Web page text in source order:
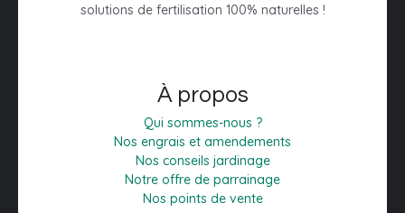
solutions de fertilisation 100% naturelles !
À propos
Qui sommes-nous ?
Nos engrais et amendements
Nos conseils jardinage
Notre offre de parrainage
Nos points de vente